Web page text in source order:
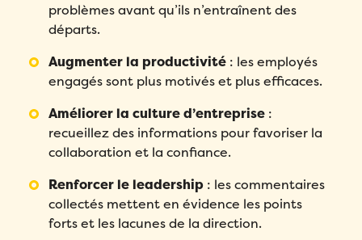
problèmes avant qu’ils n’entraînent des
départs.
Augmenter la productivité : les employés
engagés sont plus motivés et plus efficaces.
Améliorer la culture d’entreprise :
recueillez des informations pour favoriser la
collaboration et la confiance.
Renforcer le leadership : les commentaires
collectés mettent en évidence les points
forts et les lacunes de la direction.
Prénom
Nom *
Téléphone
Quel produit Folks vous intéresse le plus? *
Email *
Prénom
Nom *